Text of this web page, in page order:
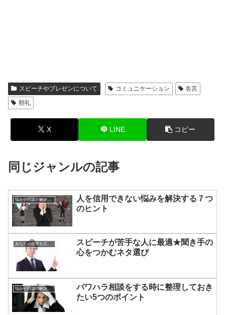
スピーチやプレゼンについて コミュニケーション
名言
朝礼
X LINE コピー
同じジャンルの記事
悩みや問題の解決方法
人を信用できない悩みを解決する７つ
のヒント
スピーチが苦手な人に最適★聞き手の
心をつかむネタ選び
パワハラ相談をする時に整理しておき
たい5つのポイント